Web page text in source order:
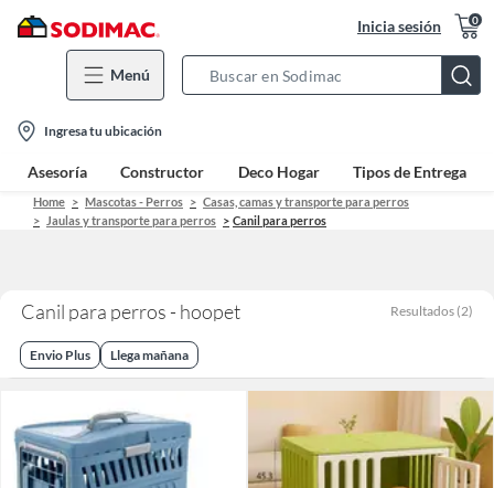
Inicia sesión 0
Menú
Bar
location-
icon
Ingresa tu ubicación
Asesoría Constructor Deco Hogar Tipos de Entrega
Home Mascotas - Perros
Casas, camas y transporte para perros
Jaulas y transporte para perros
Canil para perros
Canil para perros - hoopet Resultados (2)
Envio Plus Llega mañana